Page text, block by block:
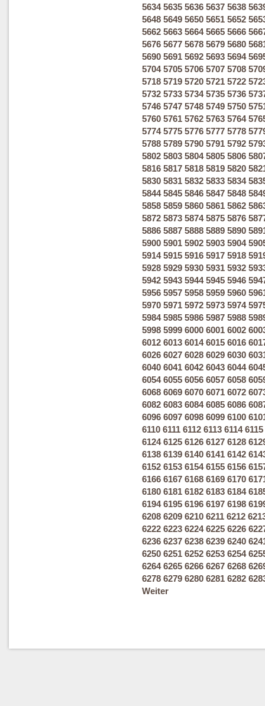
5634 5635 5636 5637 5638
5648 5649 5650 5651 5652
5662 5663 5664 5665 5666
5676 5677 5678 5679 5680
5690 5691 5692 5693 5694
5704 5705 5706 5707 5708
5718 5719 5720 5721 5722
5732 5733 5734 5735 5736
5746 5747 5748 5749 5750
5760 5761 5762 5763 5764
5774 5775 5776 5777 5778
5788 5789 5790 5791 5792
5802 5803 5804 5805 5806
5816 5817 5818 5819 5820
5830 5831 5832 5833 5834
5844 5845 5846 5847 5848
5858 5859 5860 5861 5862
5872 5873 5874 5875 5876
5886 5887 5888 5889 5890
5900 5901 5902 5903 5904
5914 5915 5916 5917 5918
5928 5929 5930 5931 5932
5942 5943 5944 5945 5946
5956 5957 5958 5959 5960
5970 5971 5972 5973 5974
5984 5985 5986 5987 5988
5998 5999 6000 6001 6002
6012 6013 6014 6015 6016
6026 6027 6028 6029 6030
6040 6041 6042 6043 6044
6054 6055 6056 6057 6058
6068 6069 6070 6071 6072
6082 6083 6084 6085 6086
6096 6097 6098 6099 6100
6110 6111 6112 6113 6114 6115
6124 6125 6126 6127 6128
6138 6139 6140 6141 6142
6152 6153 6154 6155 6156
6166 6167 6168 6169 6170
6180 6181 6182 6183 6184
6194 6195 6196 6197 6198
6208 6209 6210 6211 6212
6222 6223 6224 6225 6226
6236 6237 6238 6239 6240
6250 6251 6252 6253 6254
6264 6265 6266 6267 6268
6278 6279 6280 6281 6282
Weiter